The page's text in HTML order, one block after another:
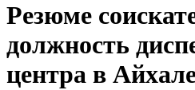
Резюме
должность
центра в